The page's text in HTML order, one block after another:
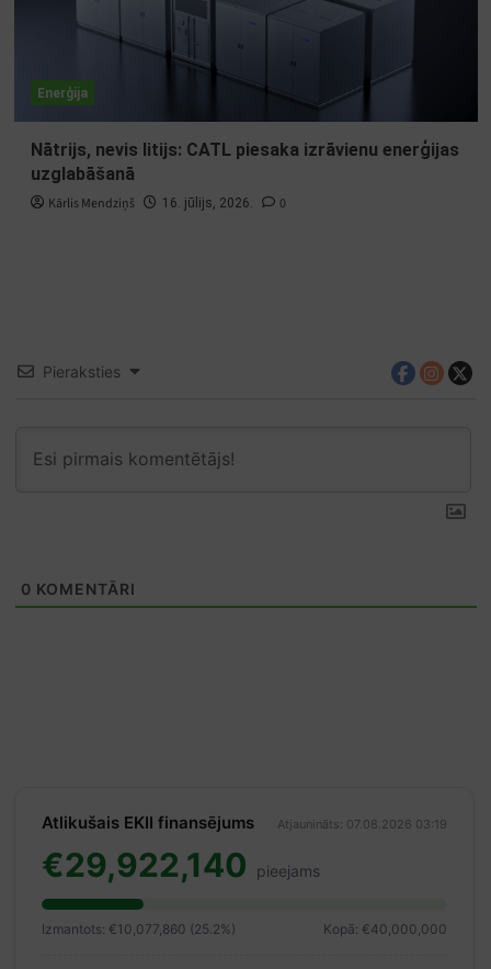
Enerģija
Nātrijs, nevis litijs: CATL piesaka izrāvienu enerģijas
uzglabāšanā
Kārlis Mendziņš 16. jūlijs, 2026. 0
Pieraksties
0 KOMENTĀRI
Atlikušais EKII finansējums Atjaunināts: 07.08.2026 03:19
€29,922,140 pieejams
Izmantots: €10,077,860 (25.2%) Kopā: €40,000,000